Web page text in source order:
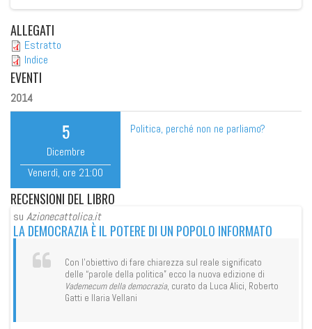
ALLEGATI
Estratto
Indice
EVENTI
2014
5
Dicembre
Venerdì, ore 21:00
Politica, perché non ne parliamo?
RECENSIONI DEL LIBRO
su Azionecattolica.it
LA DEMOCRAZIA È IL POTERE DI UN POPOLO INFORMATO
Con l’obiettivo di fare chiarezza sul reale significato
delle “parole della politica” ecco la nuova edizione di
Vademecum della democrazia, curato da Luca Alici, Roberto
Gatti e Ilaria Vellani